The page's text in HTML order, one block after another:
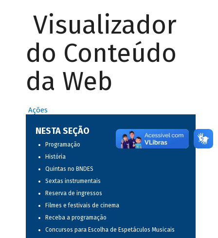
Visualizador
do Conteúdo
da Web
Ações
NESTA SEÇÃO
Programação
História
Quintas no BNDES
Sextas instrumentais
Reserva de ingressos
Filmes e festivais de cinema
Receba a programação
Concursos para Escolha de Espetáculos Musicais